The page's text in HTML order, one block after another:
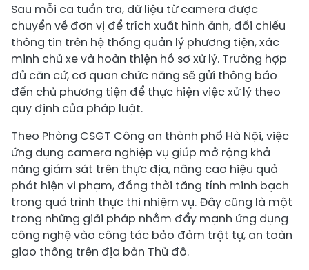
Sau mỗi ca tuần tra, dữ liệu từ camera được
chuyển về đơn vị để trích xuất hình ảnh, đối chiếu
thông tin trên hệ thống quản lý phương tiện, xác
minh chủ xe và hoàn thiện hồ sơ xử lý. Trường hợp
đủ căn cứ, cơ quan chức năng sẽ gửi thông báo
đến chủ phương tiện để thực hiện việc xử lý theo
quy định của pháp luật.
Theo Phòng CSGT Công an thành phố Hà Nội, việc
ứng dụng camera nghiệp vụ giúp mở rộng khả
năng giám sát trên thực địa, nâng cao hiệu quả
phát hiện vi phạm, đồng thời tăng tính minh bạch
trong quá trình thực thi nhiệm vụ. Đây cũng là một
trong những giải pháp nhằm đẩy mạnh ứng dụng
công nghệ vào công tác bảo đảm trật tự, an toàn
giao thông trên địa bàn Thủ đô.